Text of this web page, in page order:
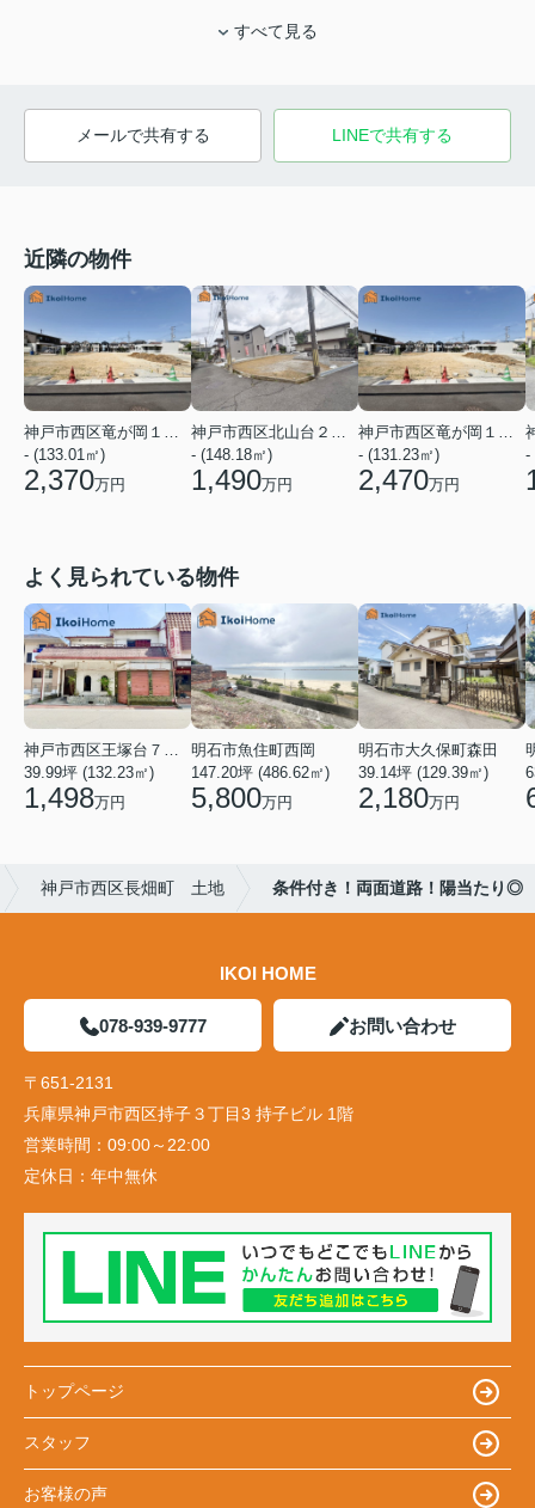
すべて見る
メールで共有する LINEで共有する
近隣の物件
神戸市西区竜が岡１丁目
- (133.01㎡)
2,370万円
神戸市西区北山台２丁目
- (148.18㎡)
1,490万円
神戸市西区竜が岡１丁目
- (131.23㎡)
2,470万円
-
よく見られている物件
神戸市西区王塚台７丁目
39.99坪 (132.23㎡)
1,498万円
明石市魚住町西岡
147.20坪 (486.62㎡)
5,800万円
明石市大久保町森田
39.14坪 (129.39㎡)
2,180万円
神戸市西区長畑町 土地 条件付き！両面道路！陽当たり◎
IKOI HOME
078-939-9777 お問い合わせ
〒651-2131
兵庫県神戸市西区持子３丁目3 持子ビル 1階
営業時間： 09:00～22:00
定休日： 年中無休
トップページ
スタッフ
お客様の声